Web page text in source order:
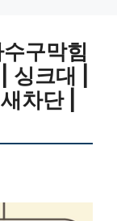
구막힘
싱크대 |
차단 |